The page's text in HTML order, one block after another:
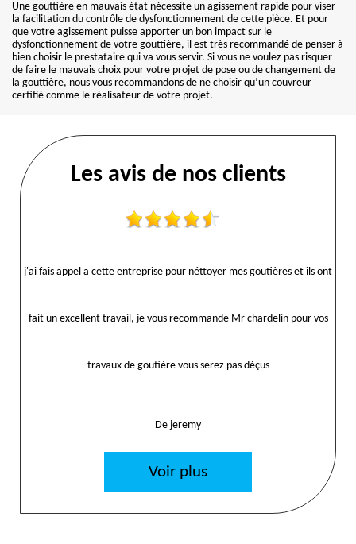
Une gouttière en mauvais état nécessite un agissement rapide pour viser
la facilitation du contrôle de dysfonctionnement de cette pièce. Et pour
que votre agissement puisse apporter un bon impact sur le
dysfonctionnement de votre gouttière, il est très recommandé de penser à
bien choisir le prestataire qui va vous servir. Si vous ne voulez pas risquer
de faire le mauvais choix pour votre projet de pose ou de changement de
la gouttière, nous vous recommandons de ne choisir qu’un couvreur
certifié comme le réalisateur de votre projet.
Les avis de nos clients
j'ai fais appel a cette entreprise pour néttoyer mes goutières et ils ont
fait un excellent travail, je vous recommande Mr chardelin pour vos
travaux de goutière vous serez pas déçus
De jeremy
Voir plus